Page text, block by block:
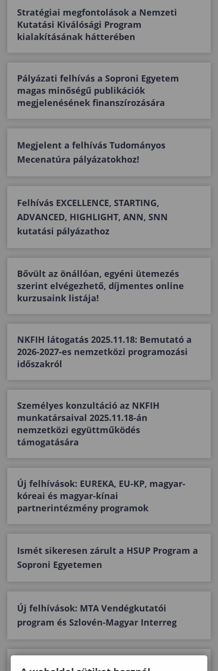
Stratégiai megfontolások a Nemzeti
Kutatási Kiválósági Program
kialakításának hátterében
Pályázati felhívás a Soproni Egyetem
magas minőségű publikációk
megjelenésének finanszírozására
Megjelent a felhívás Tudományos
Mecenatúra pályázatokhoz!
Felhívás EXCELLENCE, STARTING,
ADVANCED, HIGHLIGHT, ANN, SNN
kutatási pályázathoz
Bővült az önállóan, egyéni ütemezés
szerint elvégezhető, díjmentes online
kurzusaink listája!
NKFIH látogatás 2025.11.18: Bemutató a
2026-2027-es nemzetközi programozási
időszakról
Személyes konzultáció az NKFIH
munkatársaival 2025.11.18-án
nemzetközi együttműködés
támogatására
Új felhívások: EUREKA, EU-KP, magyar-
kóreai és magyar-kínai
partnerintézmény programok
Ismét sikeresen zárult a HSUP Program a
Soproni Egyetemen
Új felhívások: MTA Vendégkutatói
program és Szlovén-Magyar Interreg